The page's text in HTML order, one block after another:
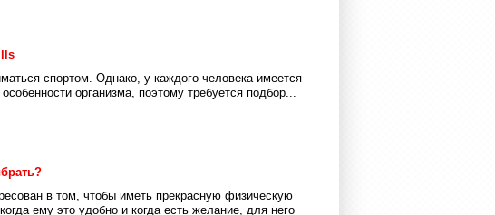
спортом. Однако, у каждого человека имеется
организма, поэтому требуется подбор...
в том, чтобы иметь прекрасную физическую
ему это удобно и когда есть желание, для него